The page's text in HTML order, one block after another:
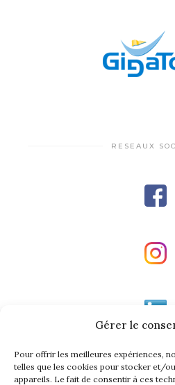
Gérer le
Pour offrir les meilleures expériences,
telles que les cookies pour stocker et/
appareils. Le fait de consentir à ces
RESEAUX